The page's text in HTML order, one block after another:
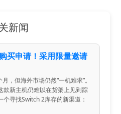
新闻
买申请！采用限量邀请
，但海外市场仍然“一机难求”。
款新主机仍难以在货架上见到踪
寻找Switch 2库存的新渠道：